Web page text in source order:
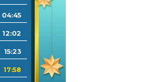
04:45
12:02
15:23
17:58